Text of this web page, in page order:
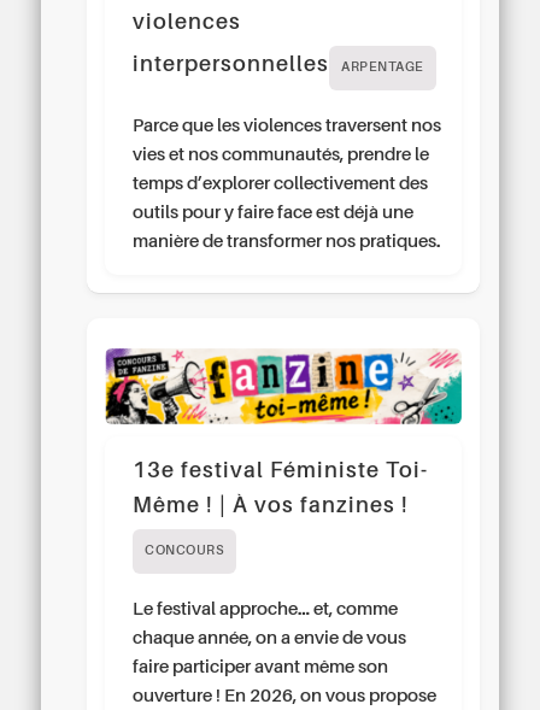
violences
interpersonnelles
ARPENTAGE
Parce que les violences traversent nos
vies et nos communautés, prendre le
temps d’explorer collectivement des
outils pour y faire face est déjà une
manière de transformer nos pratiques.
13e festival Féministe Toi-
Même ! | À vos fanzines !
CONCOURS
Le festival approche… et, comme
chaque année, on a envie de vous
faire participer avant même son
ouverture ! En 2026, on vous propose